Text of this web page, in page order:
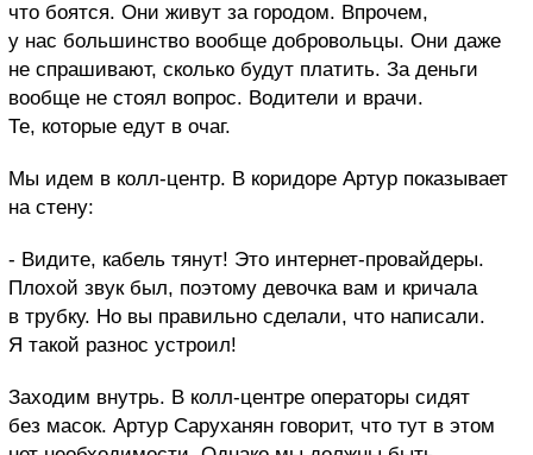
что боятся. Они живут за городом. Впрочем,
у нас большинство вообще добровольцы. Они даже
не спрашивают, сколько будут платить. За деньги
вообще не стоял вопрос. Водители и врачи.
Те, которые едут в очаг.
Мы идем в колл-центр. В коридоре Артур показывает
на стену:
- Видите, кабель тянут! Это интернет-провайдеры.
Плохой звук был, поэтому девочка вам и кричала
в трубку. Но вы правильно сделали, что написали.
Я такой разнос устроил!
Заходим внутрь. В колл-центре операторы сидят
без масок. Артур Саруханян говорит, что тут в этом